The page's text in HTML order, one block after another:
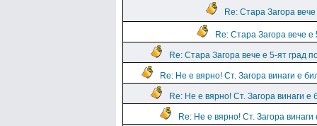
Re: Стара Загора
Re: Стара Загора вече е
Re: Стара Загора вече е 5-ят град
Re: Не е вярно! Ст. Загора винаги е
Re: Не е вярно! Ст. Загора винаги е
Re: Не е вярно! Ст. Загора винаги